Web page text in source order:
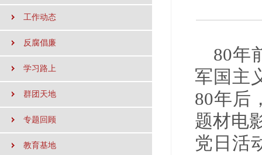
工作动态
反腐倡廉
学习路上
群团天地
专题回顾
教育基地
80年
军国主
80年后
题材电
党日活